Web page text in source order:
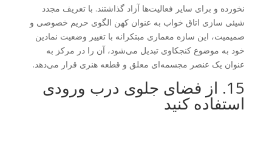
نخورده و برای سایر فعالیت‌ها آزاد گذاشتند. با تعریف مجدد
شیئی سازی اتاق خواب به عنوان کهن الگوی حریم خصوصی و
صمیمیت، این سازه معماری مبتکرانه با تغییر وضعیت نمادین
خود به موضوع کنجکاوی تبدیل می‌شود، آن را در مرکز به
عنوان یک عنصر مجسمه‌ای معلق و قطعه هنری قرار می‌دهد.
15. از فضای جلوی درب ورودی
استفاده کنید